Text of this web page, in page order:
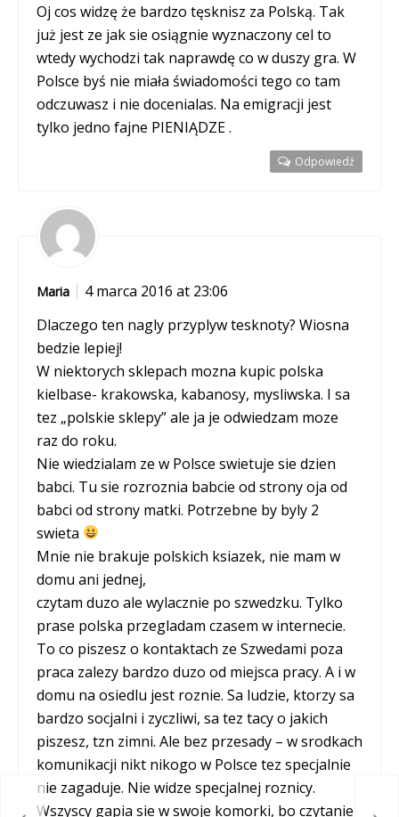
Oj cos widzę że bardzo tęsknisz za Polską. Tak
już jest ze jak sie osiągnie wyznaczony cel to
wtedy wychodzi tak naprawdę co w duszy gra. W
Polsce byś nie miała świadomości tego co tam
odczuwasz i nie docenialas. Na emigracji jest
tylko jedno fajne PIENIĄDZE .
Odpowiedź
Maria
4 marca 2016 at 23:06
Dlaczego ten nagly przyplyw tesknoty? Wiosna
bedzie lepiej!
W niektorych sklepach mozna kupic polska
kielbase- krakowska, kabanosy, mysliwska. I sa
tez „polskie sklepy” ale ja je odwiedzam moze
raz do roku.
Nie wiedzialam ze w Polsce swietuje sie dzien
babci. Tu sie rozroznia babcie od strony oja od
babci od strony matki. Potrzebne by byly 2
swieta
Mnie nie brakuje polskich ksiazek, nie mam w
domu ani jednej,
czytam duzo ale wylacznie po szwedzku. Tylko
prase polska przegladam czasem w internecie.
To co piszesz o kontaktach ze Szwedami poza
praca zalezy bardzo duzo od miejsca pracy. A i w
domu na osiedlu jest roznie. Sa ludzie, ktorzy sa
bardzo socjalni i zyczliwi, sa tez tacy o jakich
piszesz, tzn zimni. Ale bez przesady – w srodkach
komunikacji nikt nikogo w Polsce tez specjalnie
nie zagaduje. Nie widze specjalnej roznicy.
Wszyscy gapia sie w swoje komorki, bo czytanie